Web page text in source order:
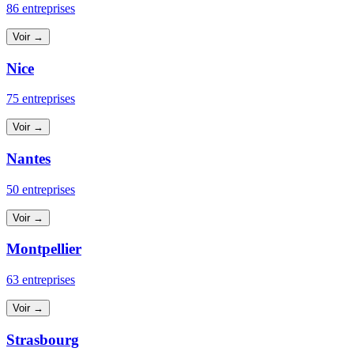
86 entreprises
Voir →
Nice
75 entreprises
Voir →
Nantes
50 entreprises
Voir →
Montpellier
63 entreprises
Voir →
Strasbourg